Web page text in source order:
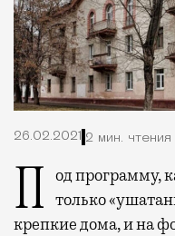
26.02.2021 2 мин. чтения
Под программу, как известно, попадают не только
крепкие дома, и на